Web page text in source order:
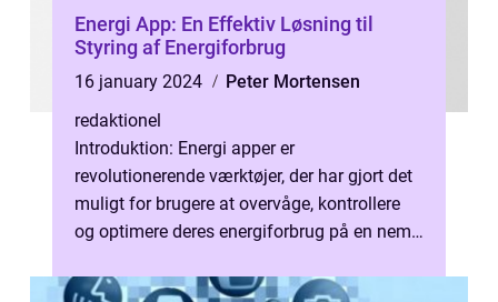
Energi App: En Effektiv Løsning til
Styring af Energiforbrug
16 january 2024
Peter Mortensen
redaktionel
Introduktion: Energi apper er
revolutionerende værktøjer, der har gjort det
muligt for brugere at overvåge, kontrollere
og optimere deres energiforbrug på en nem